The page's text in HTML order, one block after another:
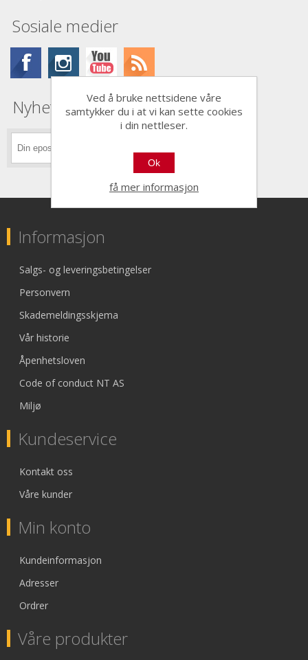
Sosiale medier
Nyhetsbrev
Informasjon
Salgs- og leveringsbetingelser
Personvern
Skademeldingsskjema
Vår historie
Åpenhetsloven
Code of conduct NT AS
Miljø
Kundeservice
Kontakt oss
Våre kunder
Min konto
Kundeinformasjon
Adresser
Ordrer
Våre produkter
Ved å bruke nettsidene våre
samtykker du i at vi kan sette cookies
i din nettleser.
Ok
få mer informasjon